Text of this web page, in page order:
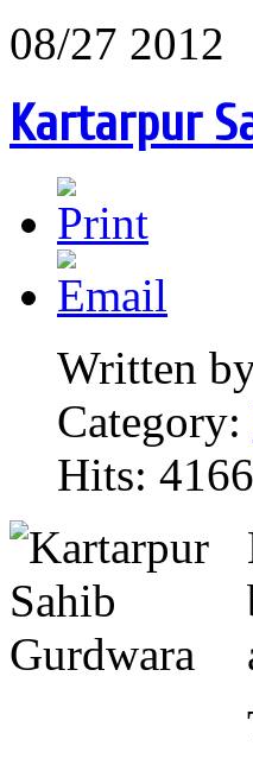
08/27 2012
Kartarpur
Written
Category:
Hits: